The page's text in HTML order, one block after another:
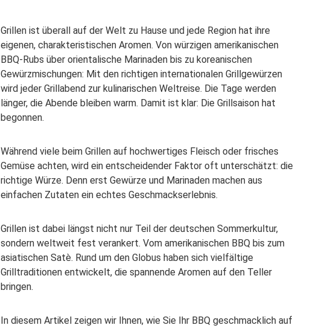
Grillen ist überall auf der Welt zu Hause und jede Region hat ihre
eigenen, charakteristischen Aromen. Von würzigen amerikanischen
BBQ-Rubs über orientalische Marinaden bis zu koreanischen
Gewürzmischungen: Mit den richtigen internationalen Grillgewürzen
wird jeder Grillabend zur kulinarischen Weltreise. Die Tage werden
länger, die Abende bleiben warm. Damit ist klar: Die Grillsaison hat
begonnen.
Während viele beim Grillen auf hochwertiges Fleisch oder frisches
Gemüse achten, wird ein entscheidender Faktor oft unterschätzt: die
richtige Würze. Denn erst Gewürze und Marinaden machen aus
einfachen Zutaten ein echtes Geschmackserlebnis.
Grillen ist dabei längst nicht nur Teil der deutschen Sommerkultur,
sondern weltweit fest verankert. Vom amerikanischen BBQ bis zum
asiatischen Satè. Rund um den Globus haben sich vielfältige
Grilltraditionen entwickelt, die spannende Aromen auf den Teller
bringen.
In diesem Artikel zeigen wir Ihnen, wie Sie Ihr BBQ geschmacklich auf